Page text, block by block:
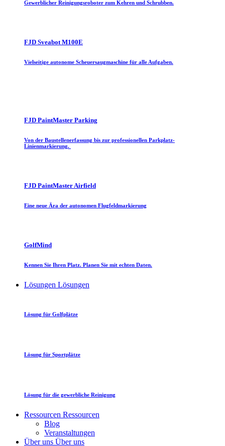
Gewerblicher Reinigungsroboter zum Kehren und Schrubben.
FJD Sveabot M100E
Vielseitige autonome Scheuersaugmaschine für alle Aufgaben.
FJD PaintMaster Parking
Von der Baustellenerfassung bis zur professionellen Parkplatz-
Linienmarkierung.
FJD PaintMaster Airfield
Eine neue Ära der autonomen Flugfeldmarkierung
GolfMind
Kennen Sie Ihren Platz. Planen Sie mit echten Daten.
Lösungen Lösungen
Lösung für Golfplätze
Lösung für Sportplätze
Lösung für die gewerbliche Reinigung
Ressourcen Ressourcen
Blog
Veranstaltungen
Über uns Über uns